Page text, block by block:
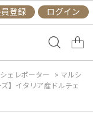
員登録 ログイン
ェレポーター > マルシ
】イタリア産ドルチェ